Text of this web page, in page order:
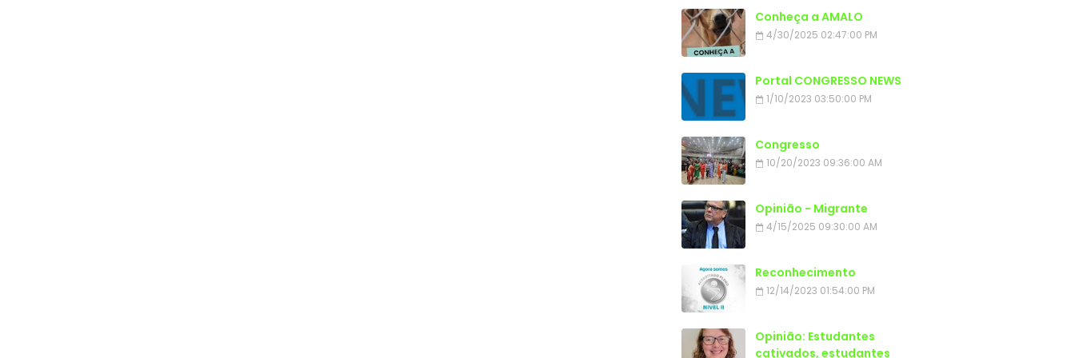
Conheça a AMALO
4/30/2025 02:47:00 PM
Portal CONGRESSO NEWS
1/10/2023 03:50:00 PM
Congresso
10/20/2023 09:36:00 AM
Opinião - Migrante
4/15/2025 09:30:00 AM
Reconhecimento
12/14/2023 01:54:00 PM
Opinião: Estudantes
cativados, estudantes